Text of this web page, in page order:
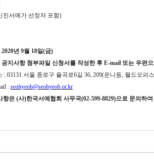
진서예가 선정자 포함)
2020년 9월 18일(금)
공지사항 첨부파일 신청서를 작성한 후 E-mail 또는 우편
: 03131 서울 종로구 율곡로6길 36, 209(운니동, 월드오피
: seohyeob@seohyeob.or.kr
항은 (사)한국서예협회 사무국(02-599-8829)으로 문의하